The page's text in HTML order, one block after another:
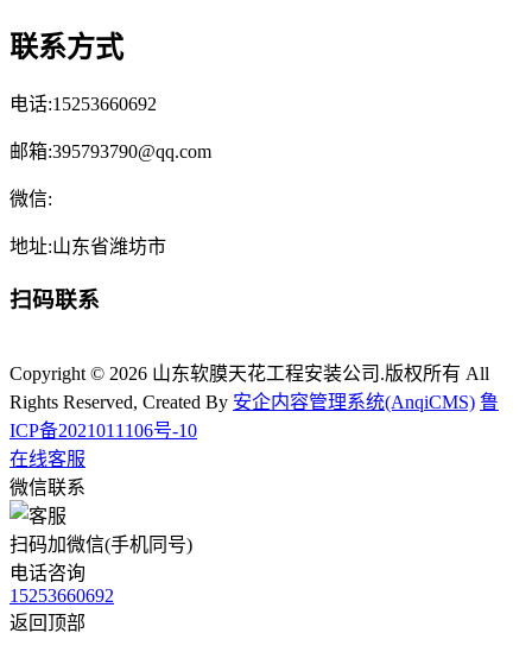
联系方式
电话:15253660692
邮箱:395793790@qq.com
微信:
地址:山东省潍坊市
扫码联系
Copyright © 2026 山东软膜天花工程安装公司.版权所有 All
Rights Reserved, Created By 安企内容管理系统(AnqiCMS) 鲁
ICP备2021011106号-10
在线客服
微信联系
扫码加微信(手机同号)
电话咨询
15253660692
返回顶部